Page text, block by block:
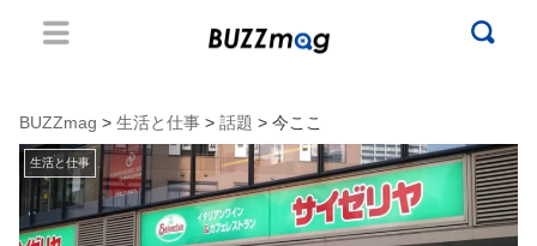
BUZZmag > 生活と仕事 > 話題 > 今ここ
生活と仕事